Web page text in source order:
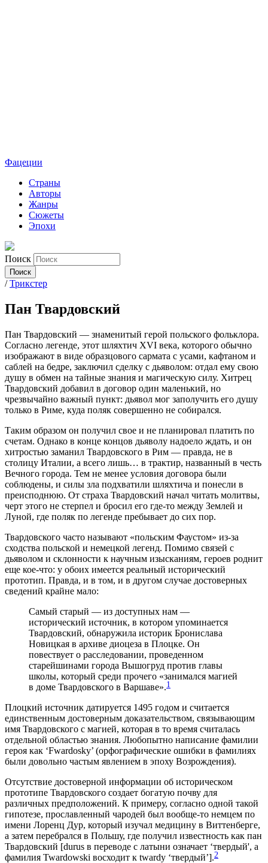
Фацеции
Страны
Авторы
Жанры
Сюжеты
Эпохи
Поиск
/ Трикстер
Пан Твардовский
Пан Твардовский — знаменитый герой польского фольклора.
Согласно легенде, этот шляхтич XVI века, которого обычно
изображают в виде образцового сармата с усами, кафтаном и
саблей на бедре, заключил сделку с дьяволом: отдал ему свою
душу в обмен на тайные знания и магическую силу. Хитрец
Твардовский добавил в договор один маленький, но
чрезвычайно важный пункт: дьявол мог заполучить его душу
только в Риме, куда поляк совершенно не собирался.
Таким образом он получил свое и не планировал платить по
счетам. Однако в конце концов дьяволу надоело ждать, и он
хитростью заманил Твардовского в Рим — правда, не в
столицу Италии, а всего лишь… в трактир, названный в честь
Вечного города. Тем не менее условия договора были
соблюдены, и силы зла подхватили шляхтича и понесли в
преисподнюю. От страха Твардовский начал читать молитвы,
черт этого не стерпел и бросил его где-то между Землей и
Луной, где поляк по легенде пребывает до сих пор.
Твардовского часто называют «польским Фаустом» из-за
сходства польской и немецкой легенд. Помимо связей с
дьяволом и склонности к научным изысканиям, героев роднит
еще кое-что: у обоих имеется реальный исторический
прототип. Правда, и в том, и в другом случае достоверных
сведений крайне мало:
Самый старый — из доступных нам —
исторический источник, в котором упоминается
Твардовский, обнаружила историк Бронислава
Новицкая в архиве диоцеза в Плоцке. Он
повествует о расследовании, проведенном
старейшинами города Вышогруд против главы
школы, который среди прочего «занимался магией
в доме Твардовского в Варшаве».1
Плоцкий источник датируется 1495 годом и считается
единственным достоверным доказательством, связывающим
имя Твардовского с магией, которая в то время считалась
отдельной областью знания. Любопытно написание фамилии
героя как ‘Fwardosky’ (орфографические ошибки в фамилиях
были довольно частым явлением в эпоху Возрождения).
Отсутствие достоверной информации об историческом
прототипе Твардовского создает богатую почву для
различных предположений. К примеру, согласно одной такой
гипотезе, прославленный чародей был вообще-то немцем по
имени Лоренц Дур, который изучал медицину в Виттенберге,
а затем перебрался в Польшу, где получил известность как пан
Твардовский [durus в переводе с латыни означает ‘твердый', a
фамилия Twardowski восходит к twardy ‘твердый’].2